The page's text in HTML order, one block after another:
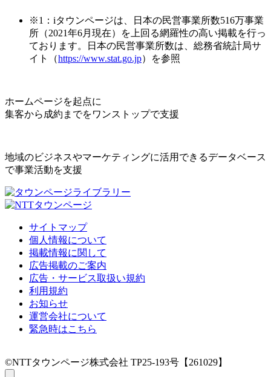
※1：iタウンページは、日本の民営事業所数516万事業
所（2021年6月現在）を上回る網羅性の高い掲載を行っ
ております。日本の民営事業所数は、総務省統計局サ
イト（https://www.stat.go.jp）を参照
ホームページを起点に
集客から成約までをワンストップで支援
地域のビジネスやマーケティングに活用できるデータベース
で事業活動を支援
サイトマップ
個人情報について
掲載情報に関して
広告掲載のご案内
広告・サービス取扱い規約
利用規約
お知らせ
運営会社について
緊急時はこちら
©NTTタウンページ株式会社 TP25-193号【261029】